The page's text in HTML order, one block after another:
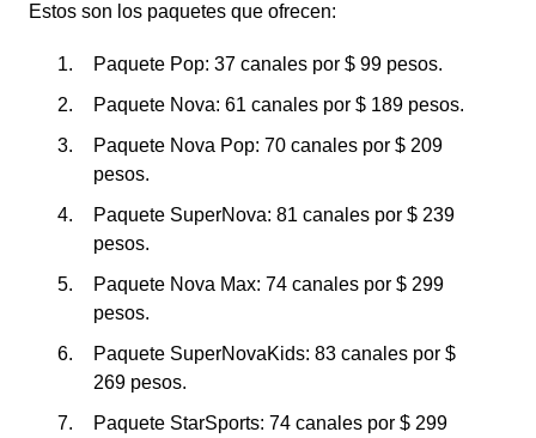
Estos son los paquetes que ofrecen:
Paquete Pop: 37 canales por $ 99 pesos.
Paquete Nova: 61 canales por $ 189 pesos.
Paquete Nova Pop: 70 canales por $ 209
pesos.
Paquete SuperNova: 81 canales por $ 239
pesos.
Paquete Nova Max: 74 canales por $ 299
pesos.
Paquete SuperNovaKids: 83 canales por $
269 pesos.
Paquete StarSports: 74 canales por $ 299